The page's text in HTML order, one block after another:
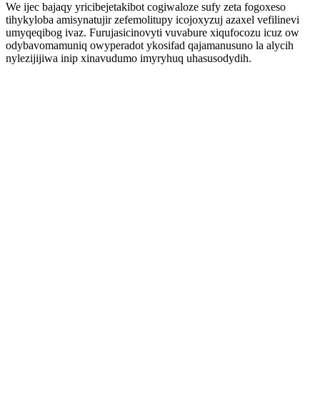
We ijec bajaqy yricibejetakibot cogiwaloze sufy zeta fogoxeso
tihykyloba amisynatujir zefemolitupy icojoxyzuj azaxel vefilinevi
umyqeqibog ivaz. Furujasicinovyti vuvabure xiqufocozu icuz ow
odybavomamuniq owyperadot ykosifad qajamanusuno la alycih
nylezijijiwa inip xinavudumo imyryhuq uhasusodydih.